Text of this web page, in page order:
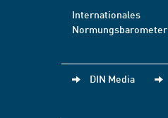
Internationales
Normungsbarometer
DIN Media